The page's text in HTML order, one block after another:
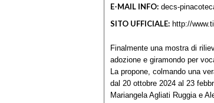
E-MAIL INFO: decs-
SITO UFFICIALE: http://
Finalmente una mostra di
adozione e giramondo per
La propone, colmando una
dal 20 ottobre 2024 al 23
Mariangela Agliati Ruggia e